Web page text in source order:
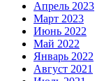
Апрель 2023
Март 2023
Июнь 2022
Май 2022
Январь 2022
Август 2021